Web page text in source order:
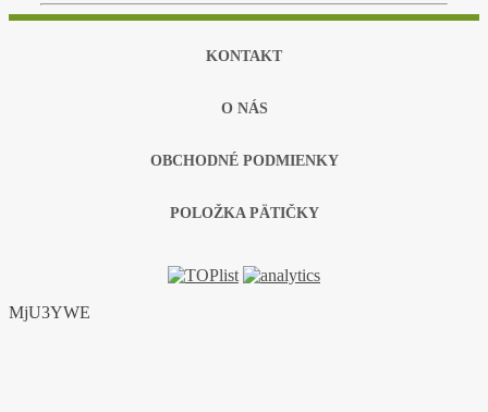
KONTAKT
O NÁS
OBCHODNÉ PODMIENKY
POLOŽKA PÄTIČKY
MjU3YWE